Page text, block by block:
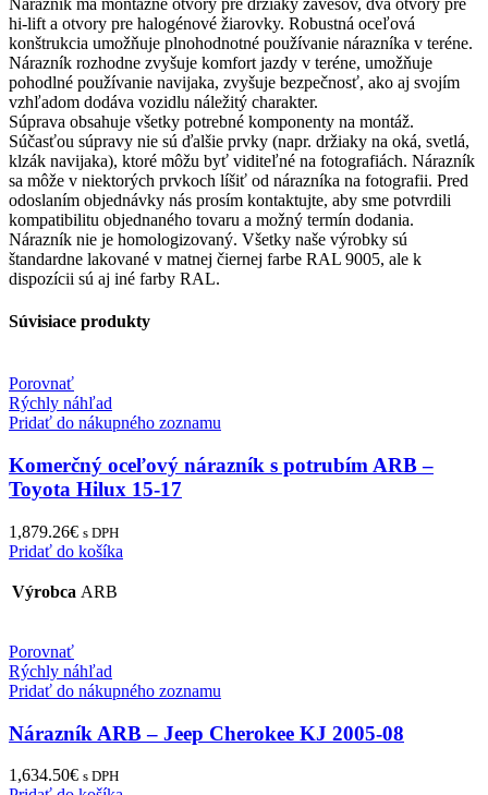
hi-lift a otvory pre halogénové žiarovky. Robustná oceľová
konštrukcia umožňuje plnohodnotné používanie nárazníka v teréne.
Nárazník rozhodne zvyšuje komfort jazdy v teréne, umožňuje
pohodlné používanie navijaka, zvyšuje bezpečnosť, ako aj svojím
vzhľadom dodáva vozidlu náležitý charakter.
Súprava obsahuje všetky potrebné komponenty na montáž.
Súčasťou súpravy nie sú ďalšie prvky (napr. držiaky na oká, svetlá,
klzák navijaka), ktoré môžu byť viditeľné na fotografiách. Nárazník
sa môže v niektorých prvkoch líšiť od nárazníka na fotografii. Pred
odoslaním objednávky nás prosím kontaktujte, aby sme potvrdili
kompatibilitu objednaného tovaru a možný termín dodania.
Nárazník nie je homologizovaný. Všetky naše výrobky sú
štandardne lakované v matnej čiernej farbe RAL 9005, ale k
dispozícii sú aj iné farby RAL.
Súvisiace produkty
Porovnať
Rýchly náhľad
Pridať do nákupného zoznamu
Komerčný oceľový nárazník s potrubím ARB –
Toyota Hilux 15-17
1,879.26€ s DPH
Pridať do košíka
Výrobca ARB
Porovnať
Rýchly náhľad
Pridať do nákupného zoznamu
Nárazník ARB – Jeep Cherokee KJ 2005-08
1,634.50€ s DPH